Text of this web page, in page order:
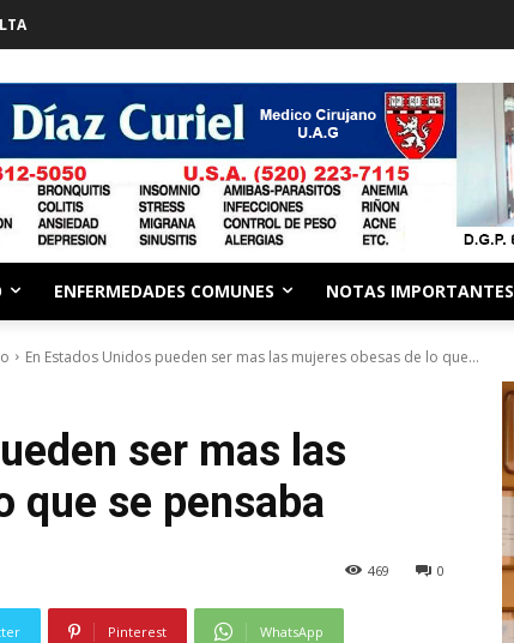
ENFERMEDADES COMUNES NOTAS IMPORTANTES
En Estados Unidos pueden ser mas las mujeres obesas de lo que...
ser mas las
que se pensaba
0
469
Pinterest WhatsApp